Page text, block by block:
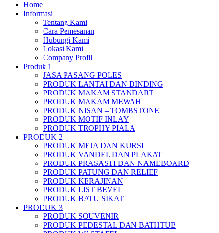
Home
Informasi
Tentang Kami
Cara Pemesanan
Hubungi Kami
Lokasi Kami
Company Profil
Produk 1
JASA PASANG POLES
PRODUK LANTAI DAN DINDING
PRODUK MAKAM STANDART
PRODUK MAKAM MEWAH
PRODUK NISAN – TOMBSTONE
PRODUK MOTIF INLAY
PRODUK TROPHY PIALA
PRODUK 2
PRODUK MEJA DAN KURSI
PRODUK VANDEL DAN PLAKAT
PRODUK PRASASTI DAN NAMEBOARD
PRODUK PATUNG DAN RELIEF
PRODUK KERAJINAN
PRODUK LIST BEVEL
PRODUK BATU SIKAT
PRODUK 3
PRODUK SOUVENIR
PRODUK PEDESTAL DAN BATHTUB